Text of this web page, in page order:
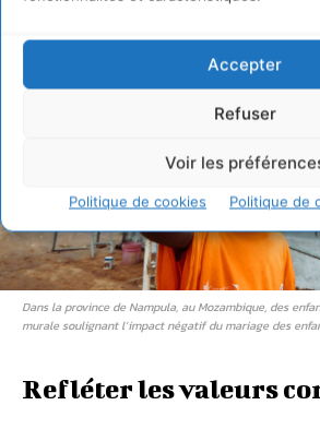
Accepter
Refuser
Voir les
Politique de cookies Politique de
Dans la province de Nampula, au Mozambique, des
murale soulignant l’impact négatif du mariage des
Refléter les valeurs